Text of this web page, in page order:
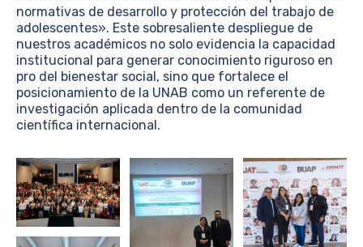
normativas de desarrollo y protección del trabajo de
adolescentes». Este sobresaliente despliegue de
nuestros académicos no solo evidencia la capacidad
institucional para generar conocimiento riguroso en
pro del bienestar social, sino que fortalece el
posicionamiento de la UNAB como un referente de
investigación aplicada dentro de la comunidad
científica internacional.